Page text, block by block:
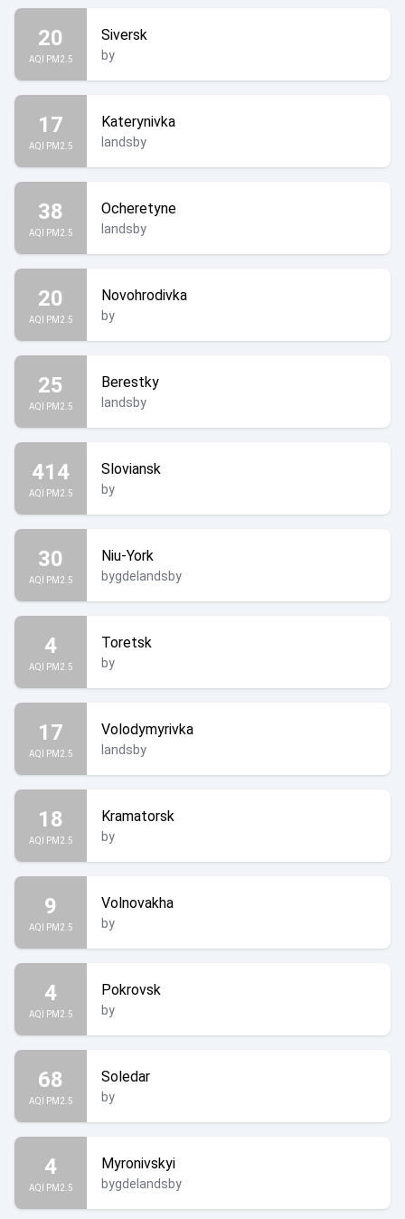
20
AQI PM2.5
Siversk
by
17
AQI PM2.5
Katerynivka
landsby
38
AQI PM2.5
Ocheretyne
landsby
20
AQI PM2.5
Novohrodivka
by
25
AQI PM2.5
Berestky
landsby
414
AQI PM2.5
Sloviansk
by
30
AQI PM2.5
Niu-York
bygdelandsby
4
AQI PM2.5
Toretsk
by
17
AQI PM2.5
Volodymyrivka
landsby
18
AQI PM2.5
Kramatorsk
by
9
AQI PM2.5
Volnovakha
by
4
AQI PM2.5
Pokrovsk
by
68
AQI PM2.5
Soledar
by
4
AQI PM2.5
Myronivskyi
bygdelandsby